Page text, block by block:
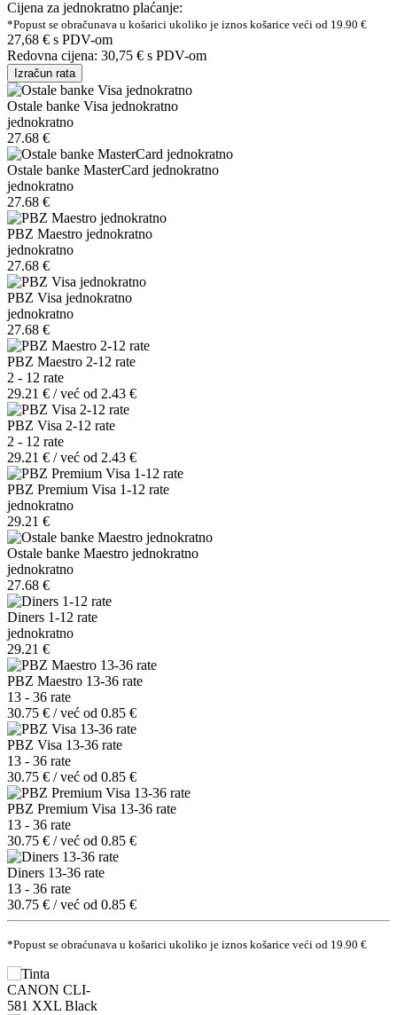
Cijena za jednokratno plaćanje:
*Popust se obračunava u košarici ukoliko je iznos košarice veći od 19.90 €
27,68 € s PDV-om
Redovna cijena: 30,75 € s PDV-om
Izračun rata
Ostale banke Visa jednokratno
jednokratno
27.68 €
Ostale banke MasterCard jednokratno
jednokratno
27.68 €
PBZ Maestro jednokratno
jednokratno
27.68 €
PBZ Visa jednokratno
jednokratno
27.68 €
PBZ Maestro 2-12 rate
2 - 12 rate
29.21 € / već od 2.43 €
PBZ Visa 2-12 rate
2 - 12 rate
29.21 € / već od 2.43 €
PBZ Premium Visa 1-12 rate
jednokratno
29.21 €
Ostale banke Maestro jednokratno
jednokratno
27.68 €
Diners 1-12 rate
jednokratno
29.21 €
PBZ Maestro 13-36 rate
13 - 36 rate
30.75 € / već od 0.85 €
PBZ Visa 13-36 rate
13 - 36 rate
30.75 € / već od 0.85 €
PBZ Premium Visa 13-36 rate
13 - 36 rate
30.75 € / već od 0.85 €
Diners 13-36 rate
13 - 36 rate
30.75 € / već od 0.85 €
*Popust se obraćunava u košarici ukoliko je iznos košarice veći od 19.90 €